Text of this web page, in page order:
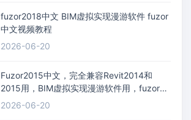
fuzor2018中文 BIM虚拟实现漫游软件 fuzor
中文视频教程
2026-06-20
Fuzor2015中文，完全兼容Revit2014和
2015用，BIM虚拟实现漫游软件用，fuzor中
文视频教程
2026-06-20